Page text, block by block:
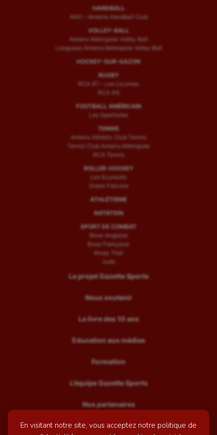
En visitant notre site, vous acceptez notre politique de
HANDBALL
AHC – Amiens Handball Club
VOLLEY-BALL
Amiens Métropole Volley Ball
Longueau Amiens Metropole Volley Ball
HOCKEY-SUR-GAZON
RUGBY
RCA (F) – Les Licornes
RCA (H)
FOOTBALL AMÉRICAIN
Les Spartiates
TENNIS
Amiens Athletic Club Tennis
Tennis Club Amiens Métropole
RCA Tennis
ROLLER-HOCKEY
Les Ecureuils
Green Falcons
ATHLÉTISME
NATATION
SPORT DE COMBAT
Boxe Anglaise
Boxe Française
Muay Thaï
Judo
Le projet Gazette Sports
Nous soutenir
Le livre des 10 ans
Education aux médias
Formation
L’équipe Gazette Sports
Nos partenaires
Recrutement